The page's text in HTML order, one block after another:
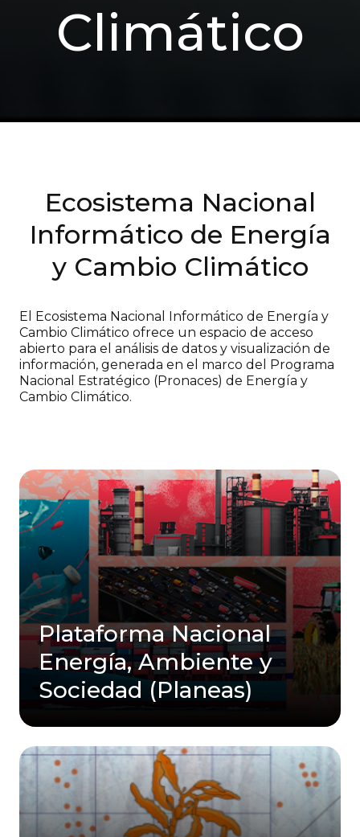
Climático
Ecosistema Nacional
Informático de Energía
y Cambio Climático
El Ecosistema Nacional Informático de Energía y
Cambio Climático ofrece un espacio de acceso
abierto para el análisis de datos y visualización de
información, generada en el marco del Programa
Nacional Estratégico (Pronaces) de Energía y
Cambio Climático.
Plataforma Nacional
Energía, Ambiente y
Sociedad (Planeas)